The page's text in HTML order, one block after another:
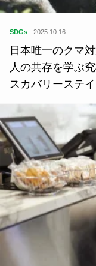
SDGs 2025.10.16
日本唯一のクマ
人の共存を学ぶ
スカバリーステイ